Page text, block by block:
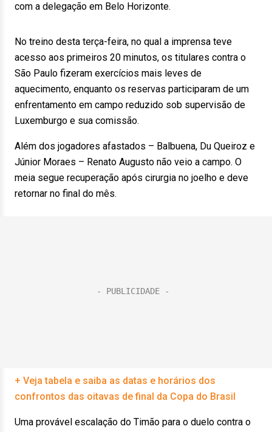
com a delegação em Belo Horizonte.
No treino desta terça-feira, no qual a imprensa teve
acesso aos primeiros 20 minutos, os titulares contra o
São Paulo fizeram exercícios mais leves de
aquecimento, enquanto os reservas participaram de um
enfrentamento em campo reduzido sob supervisão de
Luxemburgo e sua comissão.
Além dos jogadores afastados – Balbuena, Du Queiroz e
Júnior Moraes – Renato Augusto não veio a campo. O
meia segue recuperação após cirurgia no joelho e deve
retornar no final do mês.
+ Veja tabela e saiba as datas e horários dos
confrontos das oitavas de final da Copa do Brasil
Uma provável escalação do Timão para o duelo contra o